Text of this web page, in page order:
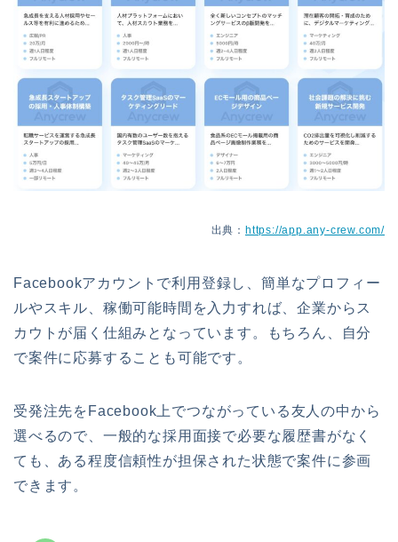
出典： https://app.any-crew.com/
Facebookアカウントで利用登録し、簡単なプロフィー
ルやスキル、稼働可能時間を入力すれば、企業からス
カウトが届く仕組みとなっています。もちろん、自分
で案件に応募することも可能です。
受発注先をFacebook上でつながっている友人の中から
選べるので、一般的な採用面接で必要な履歴書がなく
ても、ある程度信頼性が担保された状態で案件に参画
できます。